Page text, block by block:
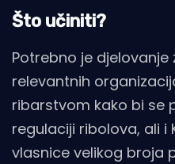
Što učiniti?
Potrebno je
relevantnih
ribarstvom kako bi se
regulaciji ribolova, ali i
vlasnice velikog broja